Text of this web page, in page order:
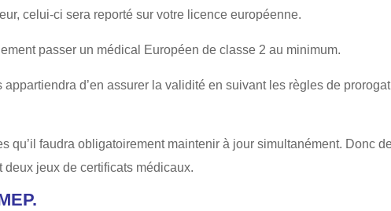
celui-ci sera reporté sur votre licence européenne.
passer un médical Européen de classe 2 au minimum.
d’en assurer la validité en suivant les règles de
qu’il faudra obligatoirement maintenir à jour simultanément. Donc
jeux de certificats médicaux.